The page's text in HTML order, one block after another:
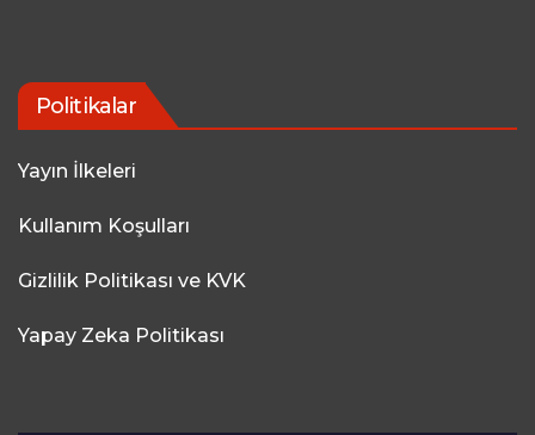
Politikalar
Yayın İlkeleri
Kullanım Koşulları
Gizlilik Politikası ve KVK
Yapay Zeka Politikası